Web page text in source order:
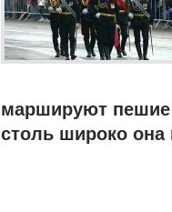
маршируют пешие
столь широко она